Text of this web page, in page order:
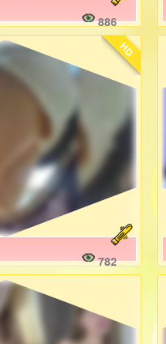
886
HD
782